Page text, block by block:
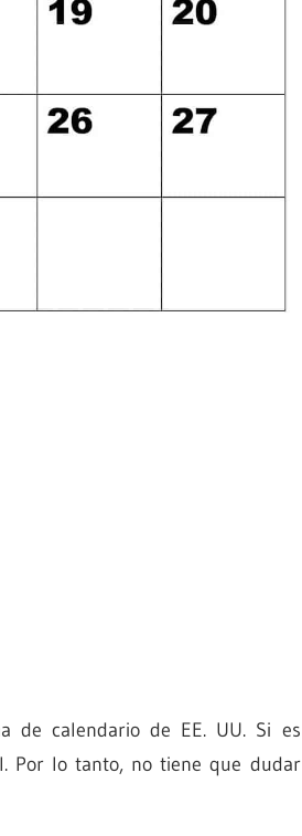
de calendario de EE. UU. Si es
Por lo tanto, no tiene que dudar